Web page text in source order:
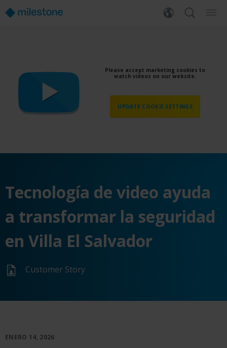
Please accept marketing cookies to
watch videos on our website.
UPDATE COOKIE SETTINGS
Tecnología de video ayuda
a transformar la seguridad
en Villa El Salvador
Customer Story
ENERO 14, 2026